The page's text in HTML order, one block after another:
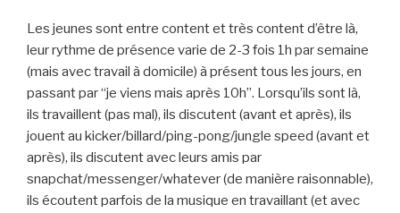
Les jeunes sont entre content et très content d’être là,
leur rythme de présence varie de 2-3 fois 1h par semaine
(mais avec travail à domicile) à présent tous les jours, en
passant par “je viens mais après 10h”. Lorsqu’ils sont là,
ils travaillent (pas mal), ils discutent (avant et après), ils
jouent au kicker/billard/ping-pong/jungle speed (avant et
après), ils discutent avec leurs amis par
snapchat/messenger/whatever (de manière raisonnable),
ils écoutent parfois de la musique en travaillant (et avec